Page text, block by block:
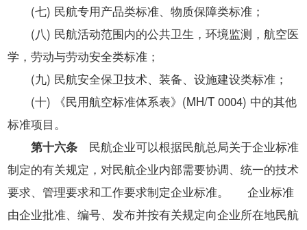
(七) 民航专用产品类标准、物质保障类标准；
(八) 民航活动范围内的公共卫生，环境监测，航空医
学，劳动与劳动安全类标准；
(九) 民航安全保卫技术、装备、设施建设类标准；
(十) 《民用航空标准体系表》(MH/T 0004) 中的其他
标准项目。
第十六条民航企业可以根据民航总局关于企业标准
制定的有关规定，对民航企业内部需要协调、统一的技术
要求、管理要求和工作要求制定企业标准。 企业标准
由企业批准、编号、发布并按有关规定向企业所在地民航